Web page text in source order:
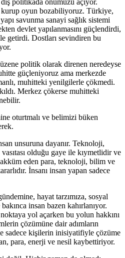
politikada önümüzü açıyor.
oyun bozabiliyoruz. Türkiye,
savunma sanayi sağlık sistemi
devlet yapılanmasını güçlendirdi,
getirdi. Dostları sevindiren bu
politik olarak direnen neredeyse
güçleniyoruz ama merkezde
muhitteki yenilgilerle çökmedi.
Merkez çökerse muhitteki
oturtmalı ve belimizi büken
unsuruna dayanır. Teknoloji,
olduğu gaye ile kıymetlidir ve
eden para, teknoloji, bilim ve
İnsanı insan yapan sadece
hayat tarzımıza, sosyal
insan bazen kahırlanıyor.
yol açarken bu yolun hakkını
çözümüne dair adımların
sadece kişilerin inisiyatifiyle çözüme
para, enerji ve nesil kaybettiriyor.